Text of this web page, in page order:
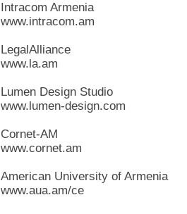
Intracom Armenia
www.intracom.am
LegalAlliance
www.la.am
Lumen Design Studio
www.lumen-design.com
Cornet-AM
www.cornet.am
American University of Armenia
www.aua.am/ce